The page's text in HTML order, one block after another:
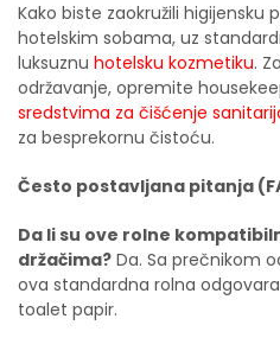
Kako biste zaokružili
hotelskim sobama, uz
luksuznu hotelsku kozmetiku.
održavanje, opremite
sredstvima za čišćenje
za besprekornu čistoću.
Često postavljana pitanja
Da li su ove rolne
držačima? Da. Sa prečnikom
ova standardna rolna
toalet papir.